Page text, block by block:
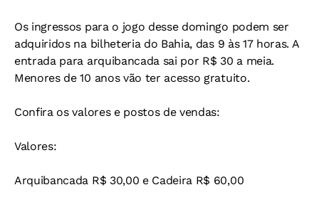
Os ingressos para o jogo desse domingo podem ser
adquiridos na bilheteria do Bahia, das 9 às 17 horas. A
entrada para arquibancada sai por R$ 30 a meia.
Menores de 10 anos vão ter acesso gratuito.
Confira os valores e postos de vendas:
Valores:
Arquibancada R$ 30,00 e Cadeira R$ 60,00